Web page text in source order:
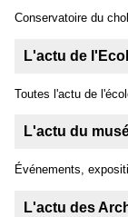
Conservatoire du
L'actu de
Toutes l'actu de
L'actu du
Événements,
L'actu des